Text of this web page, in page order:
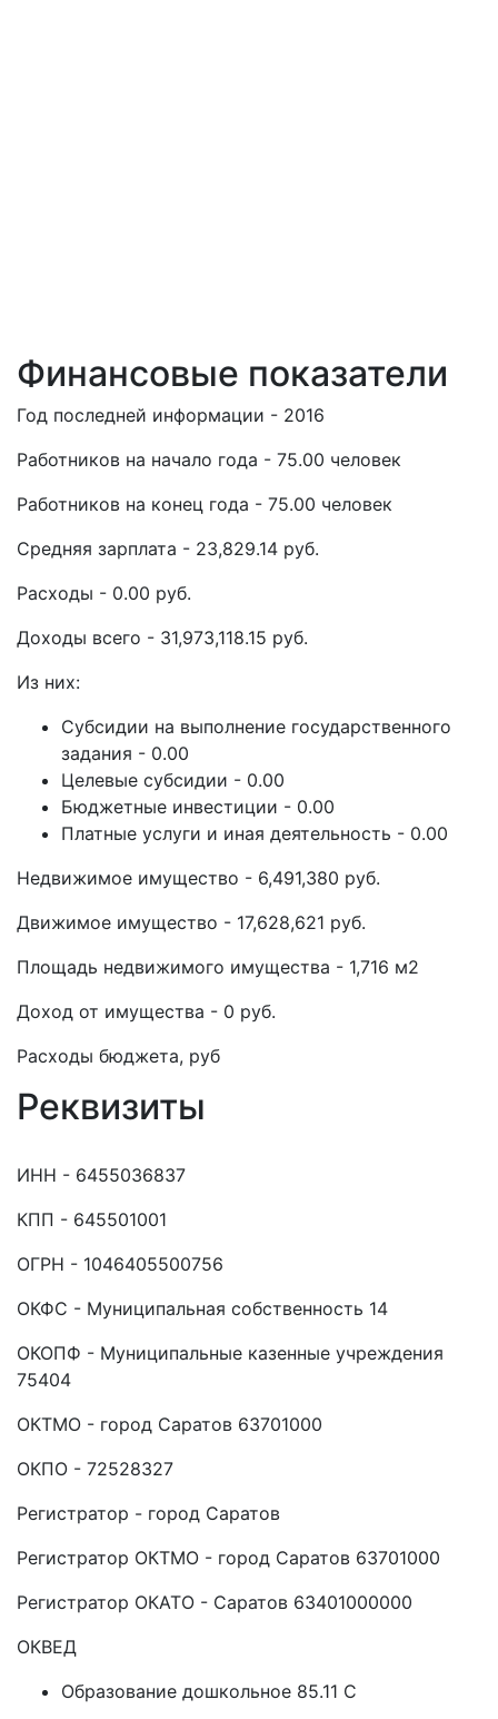
Финансовые показатели
Год последней информации - 2016
Работников на начало года - 75.00 человек
Работников на конец года - 75.00 человек
Средняя зарплата - 23,829.14 руб.
Расходы - 0.00 руб.
Доходы всего - 31,973,118.15 руб.
Из них:
Субсидии на выполнение государственного
задания - 0.00
Целевые субсидии - 0.00
Бюджетные инвестиции - 0.00
Платные услуги и иная деятельность - 0.00
Недвижимое имущество - 6,491,380 руб.
Движимое имущество - 17,628,621 руб.
Площадь недвижимого имущества - 1,716 м2
Доход от имущества - 0 руб.
Расходы бюджета, руб
Реквизиты
ИНН - 6455036837
КПП - 645501001
ОГРН - 1046405500756
ОКФС - Муниципальная собственность 14
ОКОПФ - Муниципальные казенные учреждения
75404
ОКТМО - город Саратов 63701000
ОКПО - 72528327
Регистратор - город Саратов
Регистратор ОКТМО - город Саратов 63701000
Регистратор ОКАТО - Саратов 63401000000
ОКВЕД
Образование дошкольное 85.11 C